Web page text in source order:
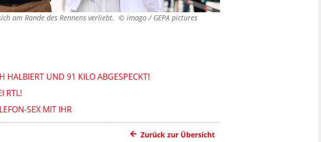
am Rande des Rennens verliebt. © imago / GEPA pictures
HALBIERT UND 91 KILO ABGESPECKT!
RTL!
SEX MIT IHR
Zurück zur Übersicht